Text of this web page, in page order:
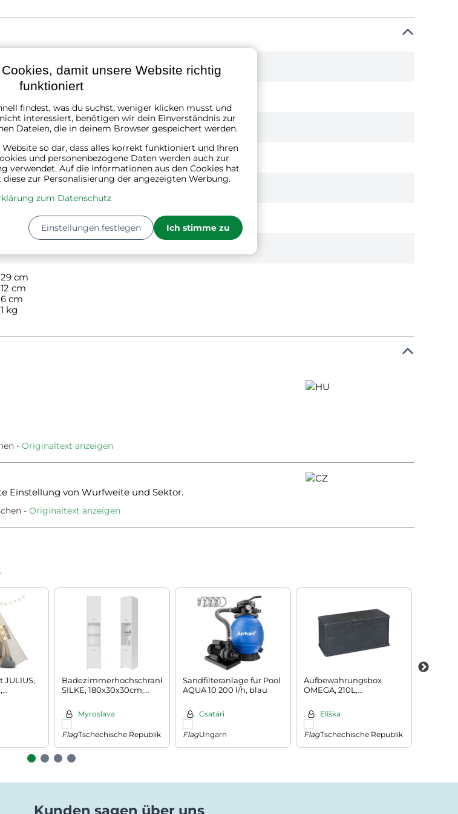
gold
29 cm
12 cm
6 cm
1 kg
Originaltext anzeigen
Einstellung von Wurfweite und Sektor.
Originaltext anzeigen
JULIUS,
Badezimmerhochschrank
SILKE, 180x30x30cm,
Myroslava
Tschechische Republik
Sandfilteranlage für Pool
AQUA 10 200 l/h, blau
Csatári
Ungarn
Aufbewahrungsbox
OMEGA, 210L,
Eliška
Tschechische Republik
Kunden sagen über uns
damit unsere Website richtig
funktioniert
findest, was du suchst, weniger klicken musst und
interessiert, benötigen wir dein Einverständnis zur
Dateien, die in deinem Browser gespeichert werden.
so dar, dass alles korrekt funktioniert und Ihren
und personenbezogene Daten werden auch zur
verwendet. Auf die Informationen aus den Cookies hat
zur Personalisierung der angezeigten Werbung.
zum Datenschutz
Einstellungen festlegen Ich stimme zu